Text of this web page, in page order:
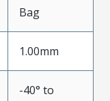
Bag
1.00mm
-40° to